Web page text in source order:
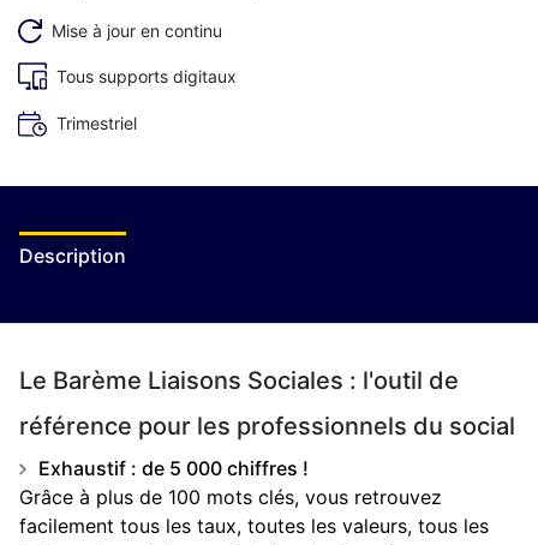
Mise à jour en continu
Tous supports digitaux
Trimestriel
Description
Le Barème Liaisons Sociales : l'outil de
référence pour les professionnels du social
Exhaustif : de 5 000 chiffres !
Grâce à plus de 100 mots clés, vous retrouvez
facilement tous les taux, toutes les valeurs, tous les